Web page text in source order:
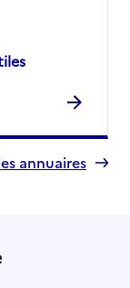
annuaires